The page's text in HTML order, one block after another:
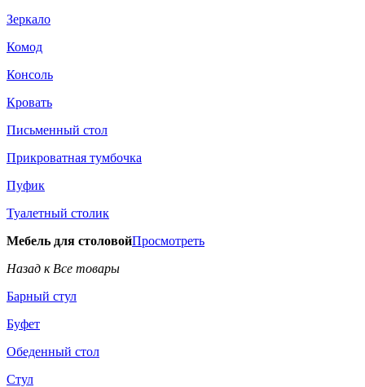
Зеркало
Комод
Консоль
Кровать
Письменный стол
Прикроватная тумбочка
Пуфик
Туалетный столик
Мебель для столовойПросмотреть
Назад к Все товары
Барный стул
Буфет
Обеденный стол
Стул